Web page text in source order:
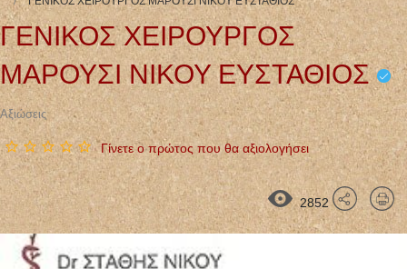
ΓΕΝΙΚΟΣ ΧΕΙΡΟΥΡΓΟΣ
ΜΑΡΟΥΣΙ ΝΙΚΟΥ ΕΥΣΤΑΘΙΟΣ
Αξιώσεις
Γίνετε ο πρώτος που θα αξιολογήσει
2852